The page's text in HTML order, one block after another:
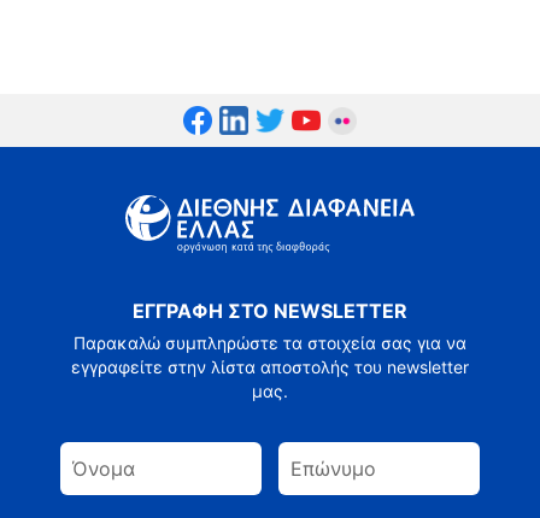
ΕΓΓΡΑΦΗ ΣΤΟ NEWSLETTER
Παρακαλώ συμπληρώστε τα στοιχεία σας για να
εγγραφείτε στην λίστα αποστολής του newsletter
μας.